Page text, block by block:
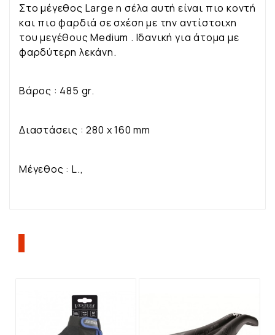
Στο μέγεθος Large η σέλα αυτή είναι πιο κοντή
και πιο φαρδιά σε σχέση με την αντίστοιχη
του μεγέθους Medium . Ιδανική για άτομα με
φαρδύτερη λεκάνη.
Βάρος : 485 gr.
Διαστάσεις : 280 x 160 mm
Μέγεθος : L.,